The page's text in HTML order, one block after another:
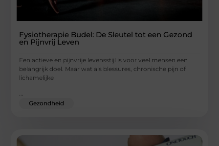
Fysiotherapie Budel: De Sleutel tot een Gezond
en Pijnvrij Leven
Een actieve en pijnvrije levensstijl is voor veel mensen een
belangrijk doel. Maar wat als blessures, chronische pijn of
lichamelijke
...
Gezondheid